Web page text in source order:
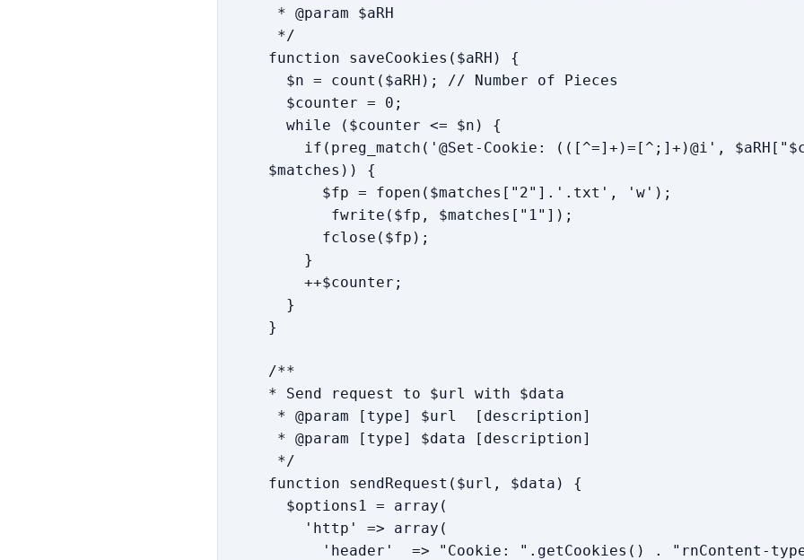
* @param $aRH
*/
function saveCookies($aRH) {
$n = count($aRH); // Number of Pieces
$counter = 0;
while ($counter <= $n) {
if(preg_match('@Set-Cookie: (([^=]+)=[^;]+)@i',
$matches)) {
$fp = fopen($matches["2"].'.txt', 'w');
fwrite($fp, $matches["1"]);
fclose($fp);
}
++$counter;
}
}
/**
* Send request to $url with $data
* @param [type] $url [description]
* @param [type] $data [description]
*/
function sendRequest($url, $data) {
$options1 = array(
'http' => array(
'header' => "Cookie: ".getCookies() . "rnContent-